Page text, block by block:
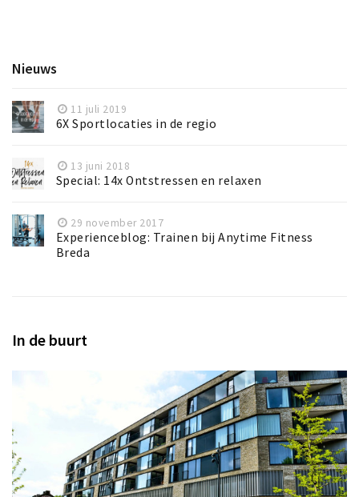
Nieuws
11 juli 2019
6X Sportlocaties in de regio
13 juni 2018
Special: 14x Ontstressen en relaxen
29 november 2017
Experienceblog: Trainen bij Anytime Fitness
Breda
In de buurt